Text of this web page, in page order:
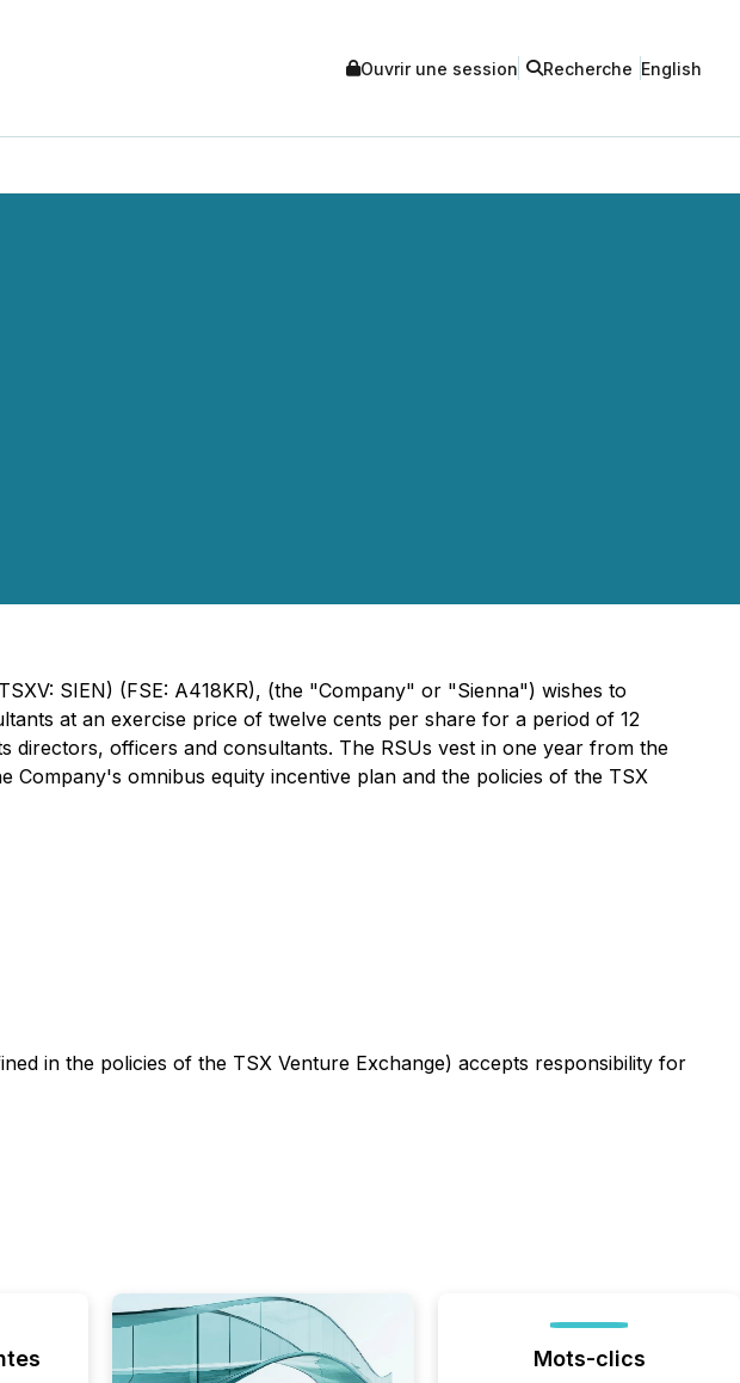
Ouvrir une session Recherche English
SIEN) (FSE: A418KR), (the "Company" or "Sienna") wishes to
at an exercise price of twelve cents per share for a period of 12
directors, officers and consultants. The RSUs vest in one year from the
omnibus equity incentive plan and the policies of the TSX
in the policies of the TSX Venture Exchange) accepts responsibility for
Mots-clics